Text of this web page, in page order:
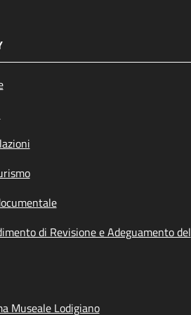
di Revisione e Adeguamento del
Museale Lodigiano